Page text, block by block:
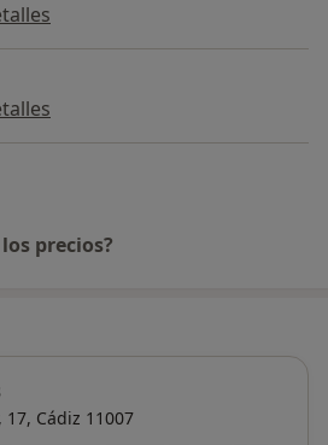
precios?
17, Cádiz 11007